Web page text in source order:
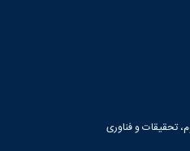
تحقیقات و فناوری